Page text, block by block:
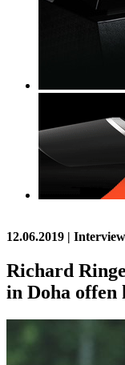
12.06.2019 | Interview
Richard
in Doha offen